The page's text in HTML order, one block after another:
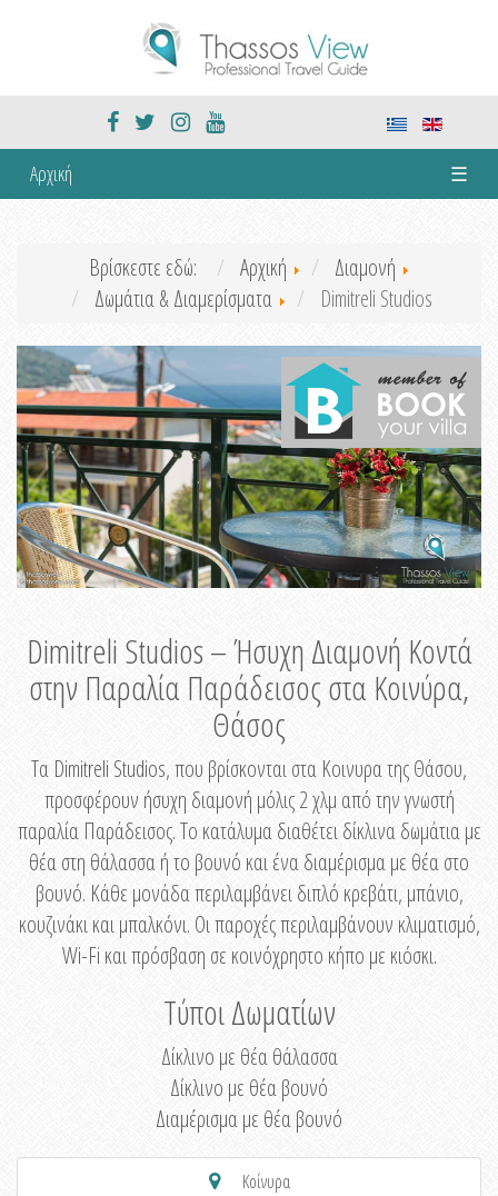
Αρχική ☰
Βρίσκεστε εδώ: Αρχική
Διαμονή
Δωμάτια & Διαμερίσματα
Dimitreli Studios
Dimitreli Studios – Ήσυχη Διαμονή Κοντά
στην Παραλία Παράδεισος στα Κοινύρα,
Θάσος
Τα Dimitreli Studios, που βρίσκονται στα Κοινυρα της Θάσου,
προσφέρουν ήσυχη διαμονή μόλις 2 χλμ από την γνωστή
παραλία Παράδεισος. Το κατάλυμα διαθέτει δίκλινα δωμάτια με
θέα στη θάλασσα ή το βουνό και ένα διαμέρισμα με θέα στο
βουνό. Κάθε μονάδα περιλαμβάνει διπλό κρεβάτι, μπάνιο,
κουζινάκι και μπαλκόνι. Οι παροχές περιλαμβάνουν κλιματισμό,
Wi-Fi και πρόσβαση σε κοινόχρηστο κήπο με κιόσκι.
Τύποι Δωματίων
Δίκλινο με θέα θάλασσα
Δίκλινο με θέα βουνό
Διαμέρισμα με θέα βουνό
Κοίνυρα